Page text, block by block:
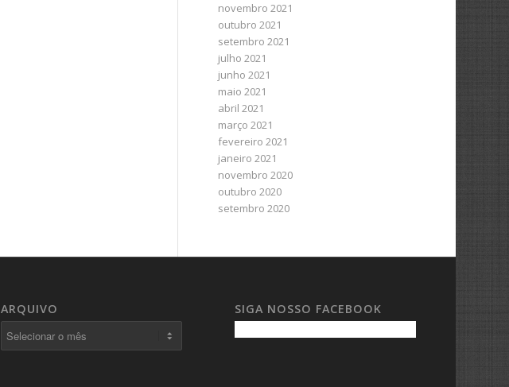
novembro 2021
outubro 2021
setembro 2021
julho 2021
junho 2021
maio 2021
abril 2021
março 2021
fevereiro 2021
janeiro 2021
novembro 2020
outubro 2020
setembro 2020
ARQUIVO SIGA NOSSO FACEBOOK